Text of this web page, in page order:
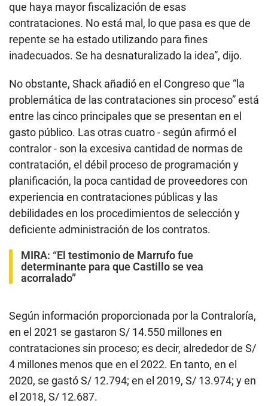
que haya mayor fiscalización de esas
contrataciones. No está mal, lo que pasa es que de
repente se ha estado utilizando para fines
inadecuados. Se ha desnaturalizado la idea”, dijo.
No obstante, Shack añadió en el Congreso que “la
problemática de las contrataciones sin proceso” está
entre las cinco principales que se presentan en el
gasto público. Las otras cuatro - según afirmó el
contralor - son la excesiva cantidad de normas de
contratación, el débil proceso de programación y
planificación, la poca cantidad de proveedores con
experiencia en contrataciones públicas y las
debilidades en los procedimientos de selección y
deficiente administración de los contratos.
MIRA: “El testimonio de Marrufo fue
determinante para que Castillo se vea
acorralado”
Según información proporcionada por la Contraloría,
en el 2021 se gastaron S/ 14.550 millones en
contrataciones sin proceso; es decir, alrededor de S/
4 millones menos que en el 2022. En tanto, en el
2020, se gastó S/ 12.794; en el 2019, S/ 13.974; y en
el 2018, S/ 12.687.